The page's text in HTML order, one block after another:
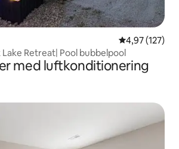
4,97 av 5 i
4,97 (127)
Lake Retreat| Pool bubbelpool
med luftkonditionering